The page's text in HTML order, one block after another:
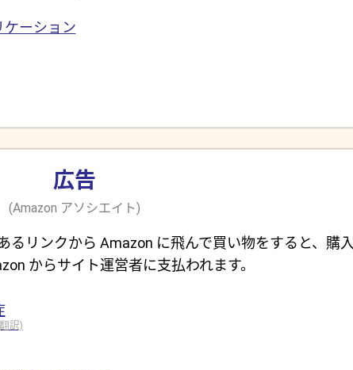
ケーション
広告
(Amazon アソシエイト)
るリンクから Amazon に飛んで買い物をすると、購入
からサイト運営者に支払われます。
訳)